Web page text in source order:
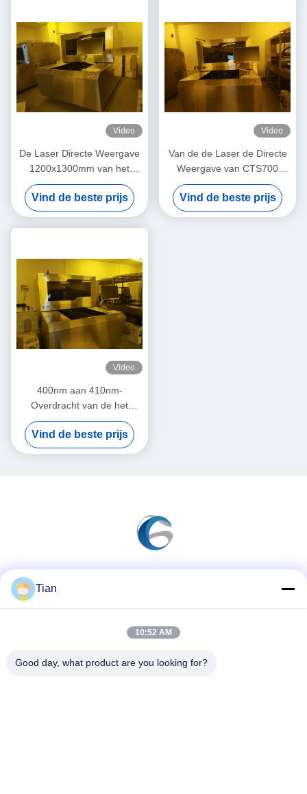
Video
De Laser Directe Weergave
1200x1300mm van het
voertuigglas 133LPI LDI
Vind de beste prijs
Video
Van de de Laser de Directe
Weergave van CTS700
133LPI Machine 2540dpi
Vind de beste prijs
Video
400nm aan 410nm-
Overdracht van de het
Overdrukplaatjehitte van de
Laser de Directe Weergave
133LPI
Vind de beste prijs
Tian
10:52 AM
Good day, what product are you looking for?